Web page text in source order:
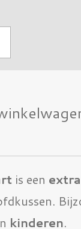
is een
kinderen.